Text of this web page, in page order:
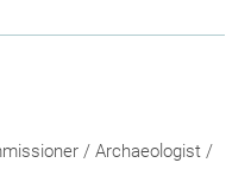
/ Archaeologist /